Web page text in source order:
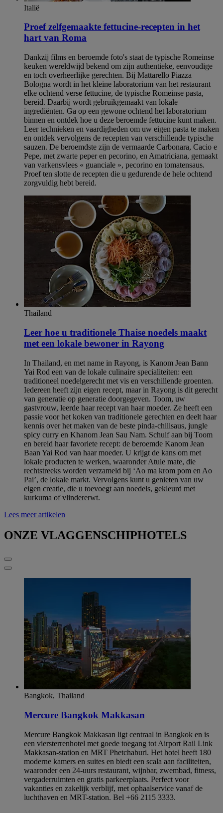
Italië
Proef zelfgemaakte fettucine-recepten in het
hart van Roma
Dankzij films en beroemde foto's staat de typische Romeinse
keuken wereldwijd bekend om zijn authentieke, eenvoudige
en toch overheerlijke gerechten. Bij Mattarello Piazza
Bologna wordt in het kleine laboratorium van het restaurant
elke ochtend verse fettucine, de typische Romeinse pasta,
bereid. Daarbij wordt gebruikgemaakt van lokale
ingrediënten. Ga op een gewone ochtend het laboratorium
binnen en ontdek hoe u deze beroemde fettucine kunt maken.
Leer technieken en vaardigheden om uw eigen pasta te maken
en ontdek vervolgens de recepten van verschillende typische
sauzen. De beroemdste zijn de vermaarde Carbonara, Cacio e
Pepe, met zwarte peper en pecorino, en Amatriciana, gemaakt
van varkensvlees « guanciale », pecorino en tomatensaus.
Proef ten slotte de recepten die u gedurende de hele ochtend
zorgvuldig hebt bereid.
Thailand
Leer hoe u traditionele Thaise noedels maakt
met een lokale bewoner in Rayong
In Thailand, en met name in Rayong, is Kanom Jean Bann
Yai Rod een van de lokale culinaire specialiteiten: een
traditioneel noedelgerecht met vis en verschillende groenten.
Iedereen heeft zijn eigen recept, maar in Rayong is dit gerecht
van generatie op generatie doorgegeven. Toom, uw
gastvrouw, leerde haar recept van haar moeder. Ze heeft een
passie voor het koken van traditionele gerechten en deelt haar
kennis over het maken van de beste pinda-chilisaus, jungle
spicy curry en Khanom Jean Sau Nam. Schuif aan bij Toom
en bereid haar favoriete recept: de beroemde Kanom Jean
Baan Yai Rod van haar moeder. U krijgt de kans om met
lokale producten te werken, waaronder Atule mate, die
rechtstreeks worden verzameld bij ‘Ao ma krom pom en Ao
Pai’, de lokale markt. Vervolgens kunt u genieten van uw
eigen creatie, die u toevoegt aan noedels, gekleurd met
kurkuma of vlindererwt.
Lees meer artikelen
ONZE VLAGGENSCHIPHOTELS
Bangkok, Thailand
Mercure Bangkok Makkasan
Mercure Bangkok Makkasan ligt centraal in Bangkok en is
een viersterrenhotel met goede toegang tot Airport Rail Link
Makkasan-station en MRT Phetchaburi. Het hotel heeft 180
moderne kamers en suites en biedt een scala aan faciliteiten,
waaronder een 24-uurs restaurant, wijnbar, zwembad, fitness,
vergaderruimten en gratis parkeerplaats. Perfect voor
vakanties en zakelijk verblijf, met ophaalservice vanaf de
luchthaven en MRT-station. Bel +66 2115 3333.